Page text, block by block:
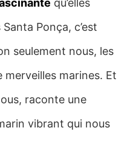
qu’elles
Ponça, c’est
seulement nous, les
merveilles marines. Et
raconte une
vibrant qui nous